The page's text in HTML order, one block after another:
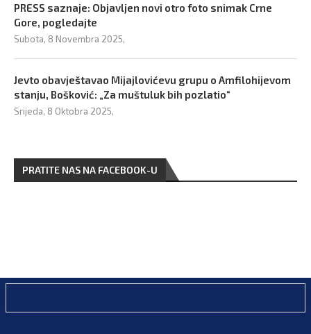
PRESS saznaje: Objavljen novi otro foto snimak Crne
Gore, pogledajte
Subota, 8 Novembra 2025,
Jevto obavještavao Mijajlovićevu grupu o Amfilohijevom
stanju, Bošković: „Za muštuluk bih pozlatio“
Srijeda, 8 Oktobra 2025,
PRATITE NAS NA FACEBOOK-U